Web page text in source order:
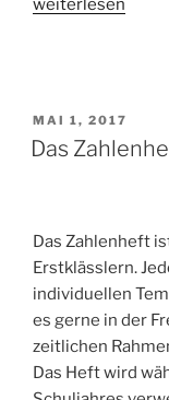
der
weiterlesen
VERÖFFENTLICHT
AM
MAI 1, 2017
Das
Das Zahlenheft
Erstklässlern.
individuellen
es gerne in der
zeitlichen
Das Heft wird